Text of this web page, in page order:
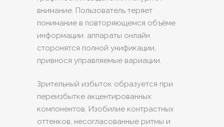
внимание. Пользователь теряет
понимание в повторяющемся объёме
информации. аппараты онлайн
сторонятся полной унификации,
привнося управляемые вариации.
Зрительный избыток образуется при
переизбытке акцентированных
компонентов. Изобилие контрастных
оттенков, несогласованные ритмы и